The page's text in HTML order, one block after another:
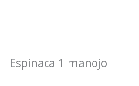
Espinaca 1 manojo